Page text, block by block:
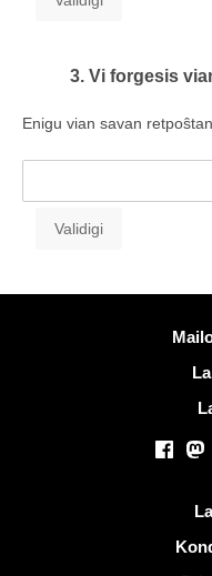
3. Vi forgesis
Enigu vian savan